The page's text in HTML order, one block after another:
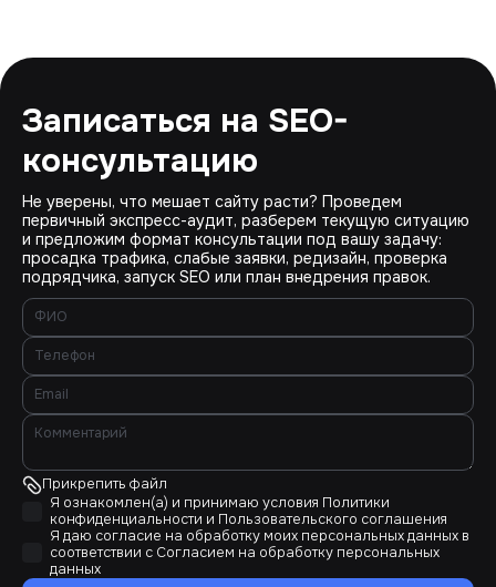
Записаться на SEO-
консультацию
Не уверены, что мешает сайту расти? Проведем
первичный экспресс-аудит, разберем текущую ситуацию
и предложим формат консультации под вашу задачу:
просадка трафика, слабые заявки, редизайн, проверка
подрядчика, запуск SEO или план внедрения правок.
Прикрепить файл
Я ознакомлен(а) и принимаю условия Политики
конфиденциальности и Пользовательского соглашения
Я даю согласие на обработку моих персональных данных в
соответствии с Согласием на обработку персональных
данных